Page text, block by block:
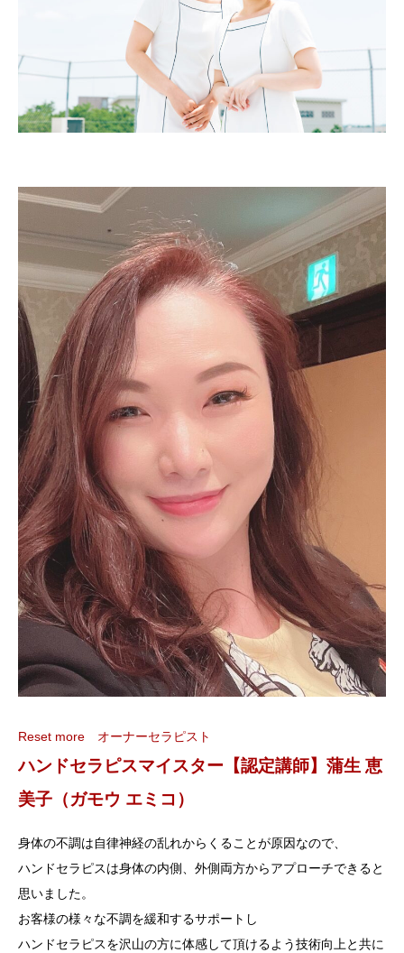
Reset more オーナーセラピスト
ハンドセラピスマイスター【認定講師】蒲生 恵
美子（ガモウ エミコ）
身体の不調は自律神経の乱れからくることが原因なので、
ハンドセラピスは身体の内側、外側両方からアプローチできると
思いました。
お客様の様々な不調を緩和するサポートし
ハンドセラピスを沢山の方に体感して頂けるよう技術向上と共に